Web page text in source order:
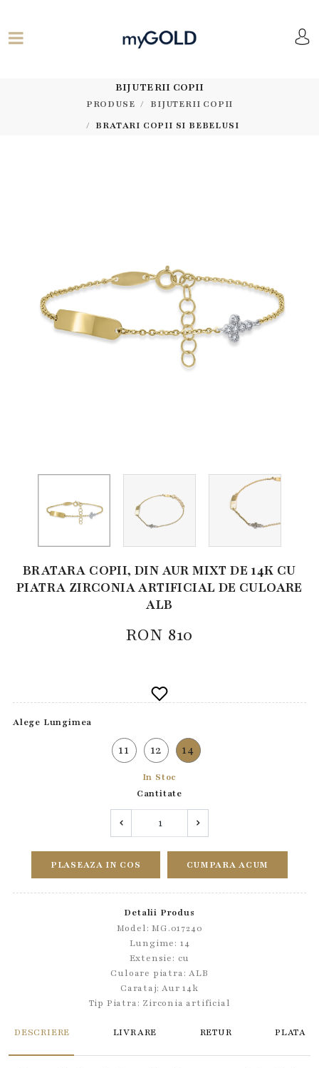
BIJUTERII COPII
PRODUSE
BIJUTERII COPII
BRATARI COPII SI BEBELUSI
BRATARA COPII, DIN AUR MIXT DE 14K CU
PIATRA ZIRCONIA ARTIFICIAL DE CULOARE
ALB
RON 810
Alege Lungimea
11 12 14
In Stoc
Cantitate
PLASEAZA IN COS CUMPARA ACUM
Detalii Produs
Model: MG.017240
Lungime: 14
Extensie: cu
Culoare piatra: ALB
Carataj: Aur 14k
Tip Piatra: Zirconia artificial
DESCRIERE LIVRARE RETUR PLATA